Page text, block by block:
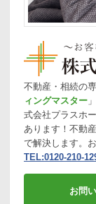
不動産・相続の
ィングマスター
式会社プラスホー
あります！不動
で解決します。
TEL:0120-210-
お問